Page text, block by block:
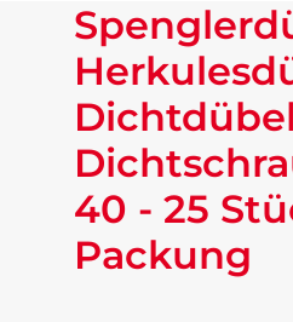
Dichtdübel
40 - 25
Packung